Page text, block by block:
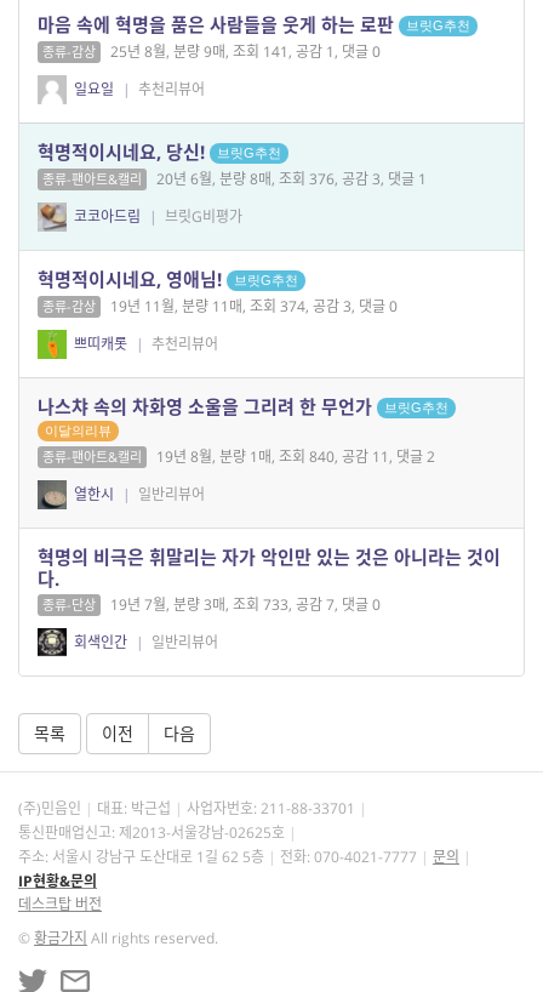
마음 속에 혁명을 품은 사람들을 웃게 하는 로판 브릿G추천
종류-감상
25년 8월, 분량 9매, 조회 141, 공감 1, 댓글 0
일요일
| 추천리뷰어
혁명적이시네요, 당신! 브릿G추천
종류-팬아트&캘리
20년 6월, 분량 8매, 조회 376, 공감 3, 댓글 1
코코아드림
| 브릿G비평가
혁명적이시네요, 영애님! 브릿G추천
종류-감상
19년 11월, 분량 11매, 조회 374, 공감 3, 댓글 0
쁘띠캐롯 | 추천리뷰어
나스챠 속의 차화영 소울을 그리려 한 무언가
브릿G추천
이달의리뷰
종류-팬아트&캘리
19년 8월, 분량 1매, 조회 840, 공감 11, 댓글 2
열한시
| 일반리뷰어
혁명의 비극은 휘말리는 자가 악인만 있는 것은 아니라는 것이
다.
종류-단상
19년 7월, 분량 3매, 조회 733, 공감 7, 댓글 0
회색인간 | 일반리뷰어
목록 이전 다음
(주)민음인 대표: 박근섭 사업자번호: 211-88-33701
통신판매업신고: 제2013-서울강남-02625호
주소: 서울시 강남구 도산대로 1길 62 5층
전화: 070-4021-7777
문의
IP현황&문의
데스크탑 버전
©황금가지 All rights reserved.